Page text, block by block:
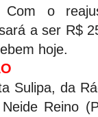
Com o
a ser R$
hoje.
Sulipa, da
Reino